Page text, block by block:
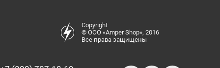
Copyright
© ООО «Amper Shop», 2016
Все права защищены